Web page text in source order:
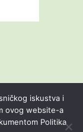
iskustva i
ovog website-a
Politika